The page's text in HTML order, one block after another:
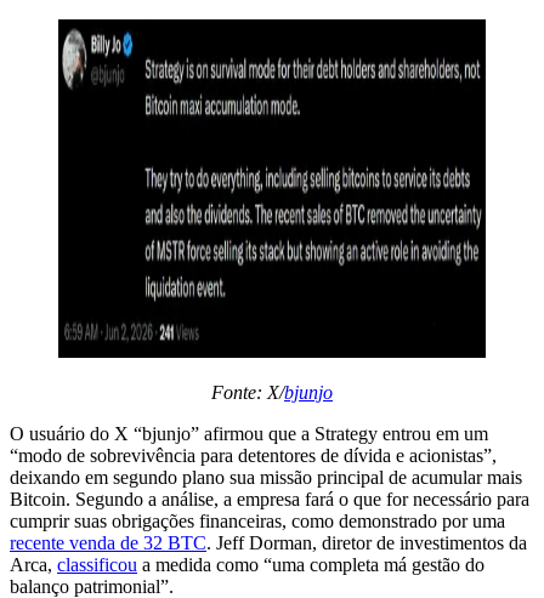
Fonte: X/bjunjo
O usuário do X “bjunjo” afirmou que a Strategy entrou em um
“modo de sobrevivência para detentores de dívida e acionistas”,
deixando em segundo plano sua missão principal de acumular mais
Bitcoin. Segundo a análise, a empresa fará o que for necessário para
cumprir suas obrigações financeiras, como demonstrado por uma
recente venda de 32 BTC. Jeff Dorman, diretor de investimentos da
Arca, classificou a medida como “uma completa má gestão do
balanço patrimonial”.